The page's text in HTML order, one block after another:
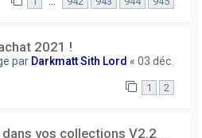
2021 !
par Darkmatt Sith Lord « 03 déc.
1 2
dans vos collections V2.2